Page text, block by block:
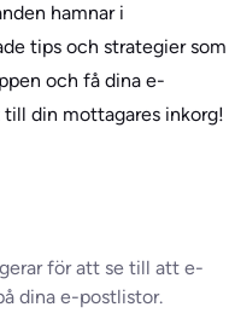
hamnar i
tips och strategier som
och få dina e-
din mottagares inkorg!
för att se till att e-
dina e-postlistor.